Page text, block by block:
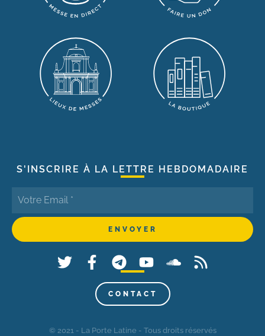
S'INSCRIRE À LA LETTRE HEBDOMADAIRE
CONTACT
© 2021 - La Porte Latine - Tous droits réservés